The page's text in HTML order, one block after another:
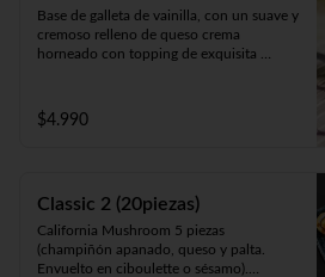
Base de galleta de vainilla, con un suave y
cremoso relleno de queso crema
horneado con topping de exquisita
$4.990
Classic 2 (20piezas)
California Mushroom 5 piezas
(champiñón apanado, queso y palta.
Envuelto en ciboulette o sésamo).